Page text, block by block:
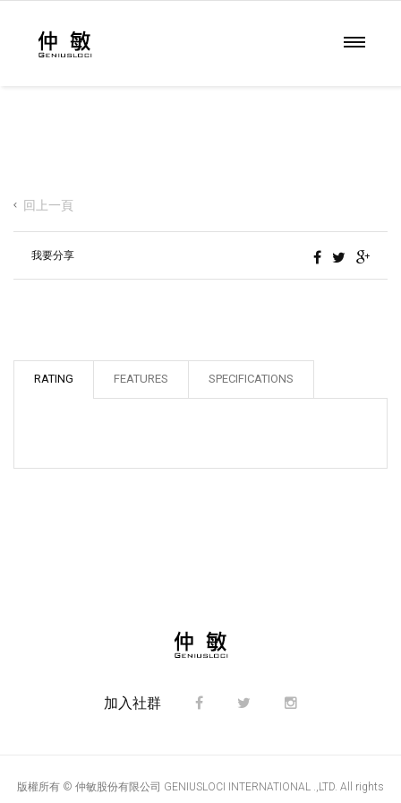
回上一頁
我要分享
RATING FEATURES SPECIFICATIONS
加入社群
版權所有 © 仲敏股份有限公司 GENIUSLOCI INTERNATIONAL .,LTD. All rights